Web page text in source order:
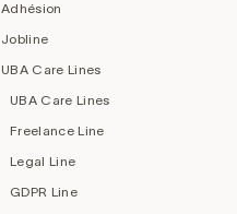
Adhésion
Jobline
UBA Care Lines
UBA Care Lines
Freelance Line
Legal Line
GDPR Line